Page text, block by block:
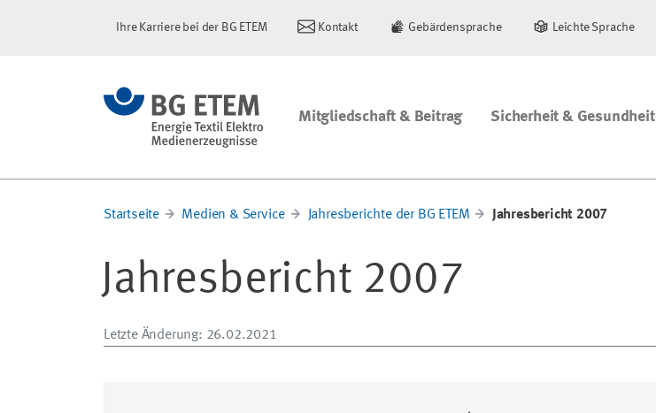
Ihre Karriere bei der BG ETEM Kontakt Gebärdensprache Leichte Sprache
Mitgliedschaft & Beitrag Sicherheit & Gesundheit
Startseite Medien & Service Jahresberichte der BG ETEM Jahresbericht 2007
Jahresbericht 2007
Letzte Änderung: 26.02.2021